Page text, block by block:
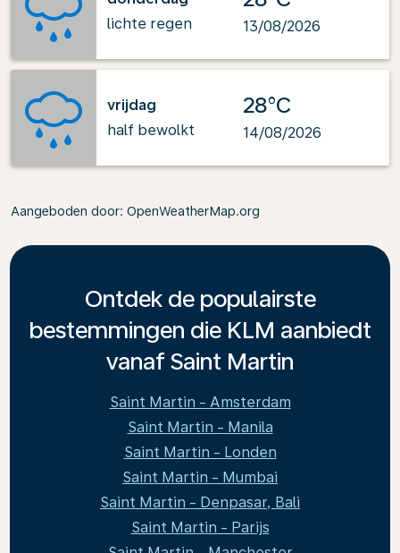
lichte regen
13/08/2026
vrijdag
half bewolkt
28°C
14/08/2026
Aangeboden door: OpenWeatherMap.org
Ontdek de populairste
bestemmingen die KLM aanbiedt
vanaf Saint Martin
Saint Martin - Amsterdam
Saint Martin - Manila
Saint Martin - Londen
Saint Martin - Mumbai
Saint Martin - Denpasar, Bali
Saint Martin - Parijs